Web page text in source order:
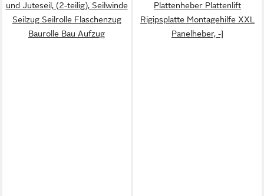
und Juteseil, (2-teilig), Seilwinde
Seilzug Seilrolle Flaschenzug
Baurolle Bau Aufzug
Plattenheber Plattenlift
Rigipsplatte Montagehilfe XXL
Panelheber, -]